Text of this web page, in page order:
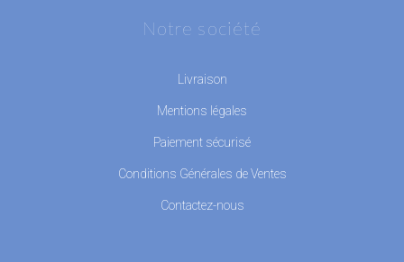
Notre société
Livraison
Mentions légales
Paiement sécurisé
Conditions Générales de Ventes
Contactez-nous